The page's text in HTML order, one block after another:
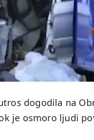
dogodila na
je osmoro ljudi